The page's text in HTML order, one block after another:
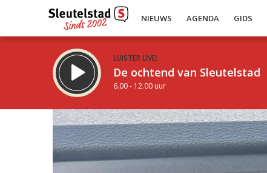
NIEUWS AGENDA GIDS
LUISTER LIVE:
De ochtend van Sleutelstad
6.00 - 12.00 uur